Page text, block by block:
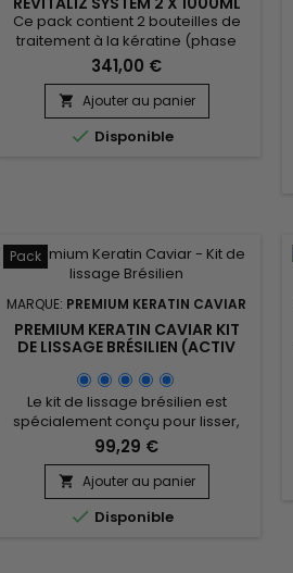
Ce pack contient 2 bouteilles de
traitement à la kératine (phase
2)&nbsp;est la phase 2 du
traitement à la kératine.&nbsp;
Conçu pour les cheveux abîmés et
secs, ce lissage brésilien est aussi
parfait pour les types de
341,00 €
 Ajouter au panier
 Disponible
Pack
MARQUE: PREMIUM KERATIN CAVIAR
PREMIUM KERATIN CAVIAR KIT
DE LISSAGE BRÉSILIEN (ACTIV
SYSTEM) - 500ML
Le kit de lissage brésilien est
spécialement conçu pour lisser,
réparer et revitaliser les cheveux
abîmés. Ce traitement complet
comprend l'Activ Shampoo, qui
nettoie en profondeur et prépare
les cheveux pour un lissage
99,29 €
 Ajouter au panier
 Disponible